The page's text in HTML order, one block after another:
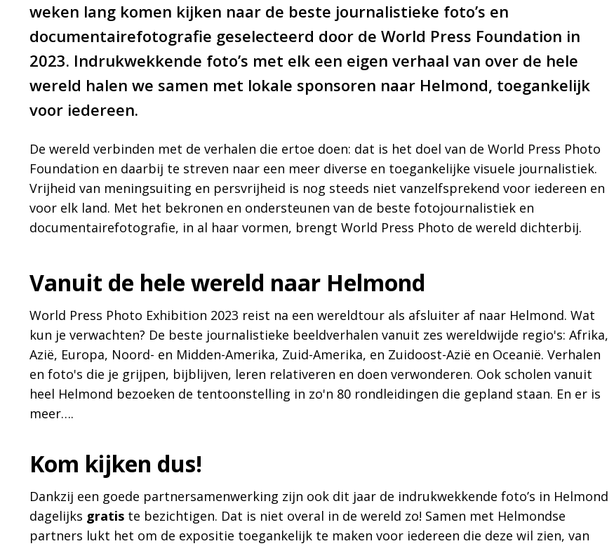
weken lang komen kijken naar de beste journalistieke foto’s en
documentairefotografie geselecteerd door de World Press Foundation in
2023. Indrukwekkende foto’s met elk een eigen verhaal van over de hele
wereld halen we samen met lokale sponsoren naar Helmond, toegankelijk
voor iedereen.
De wereld verbinden met de verhalen die ertoe doen: dat is het doel van de World Press Photo
Foundation en daarbij te streven naar een meer diverse en toegankelijke visuele journalistiek.
Vrijheid van meningsuiting en persvrijheid is nog steeds niet vanzelfsprekend voor iedereen en
voor elk land. Met het bekronen en ondersteunen van de beste fotojournalistiek en
documentairefotografie, in al haar vormen, brengt World Press Photo de wereld dichterbij.
Vanuit de hele wereld naar Helmond
World Press Photo Exhibition 2023 reist na een wereldtour als afsluiter af naar Helmond. Wat
kun je verwachten? De beste journalistieke beeldverhalen vanuit zes wereldwijde regio's: Afrika,
Azië, Europa, Noord- en Midden-Amerika, Zuid-Amerika, en Zuidoost-Azië en Oceanië. Verhalen
en foto's die je grijpen, bijblijven, leren relativeren en doen verwonderen. Ook scholen vanuit
heel Helmond bezoeken de tentoonstelling in zo'n 80 rondleidingen die gepland staan. En er is
meer….
Kom kijken dus!
Dankzij een goede partnersamenwerking zijn ook dit jaar de indrukwekkende foto’s in Helmond
dagelijks gratis te bezichtigen. Dat is niet overal in de wereld zo! Samen met Helmondse
partners lukt het om de expositie toegankelijk te maken voor iedereen die deze wil zien, van